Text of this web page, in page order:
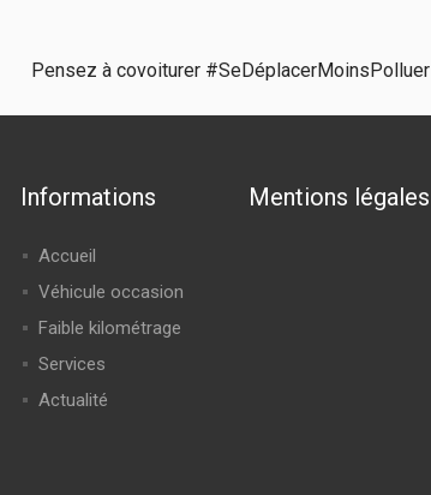
Pensez à covoiturer #SeDéplacerMoinsPolluer
Informations
Accueil
Véhicule occasion
Faible kilométrage
Services
Actualité
Mentions légales